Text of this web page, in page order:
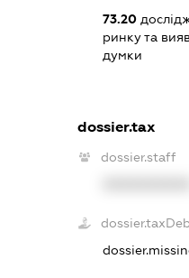
73.20
ринку та
думки
dossier.tax
dossier.staff